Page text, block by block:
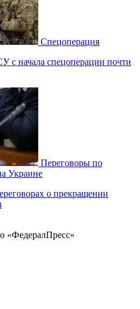
Спецоперация
с начала спецоперации почти
Переговоры по
Украине
о прекращении
«ФедералПресс»